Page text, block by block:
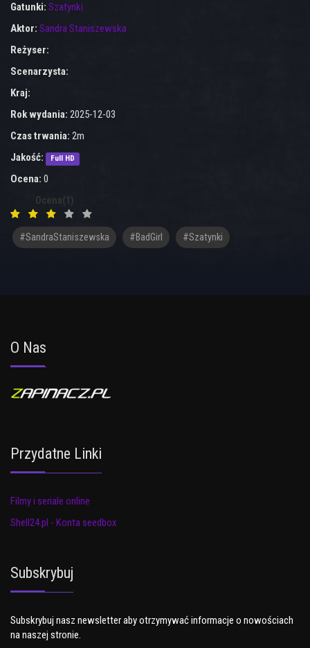
Gatunki: Szatynki
Aktor: Sandra Staniszewska
Reżyser:
Scenarzysta:
Kraj:
Rok wydania: 2025-12-03
Czas trwania: 2m
Jakość:
Full HD
Ocena: 0
Ocena(1)
#SandraStaniszewska #BadGirl #szatynki
O Nas
Przydatne Linki
Filmy i seriale online
Shell24.pl - Konta seedbox
Subskrybuj
Subskrybuj nasz newsletter aby otrzymywać informacje o nowościach
na naszej stronie.